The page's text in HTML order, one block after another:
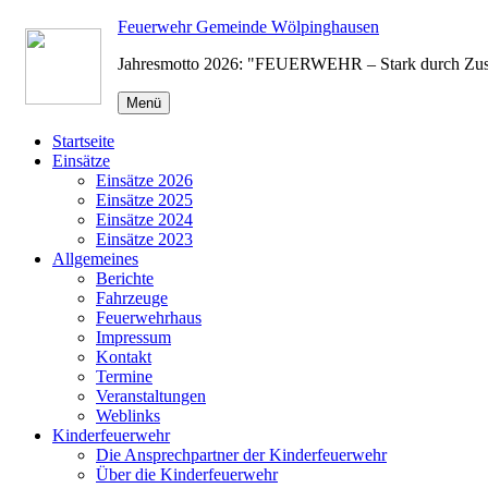
Zum
Inhalt
Feuerwehr Gemeinde Wölpinghausen
Jahresmotto 2026: "FEUERWEHR – Stark durch
Menü
Startseite
Einsätze
Einsätze 2026
Einsätze 2025
Einsätze 2024
Einsätze 2023
Allgemeines
Berichte
Fahrzeuge
Feuerwehrhaus
Impressum
Kontakt
Termine
Veranstaltungen
Weblinks
Kinderfeuerwehr
Die Ansprechpartner der Kinderfeuerwehr
Über die Kinderfeuerwehr